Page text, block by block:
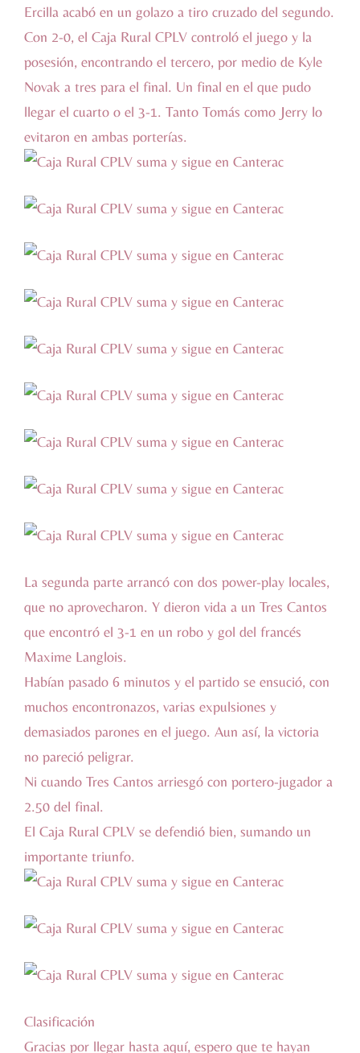
Ercilla acabó en un golazo a tiro cruzado del segundo.
Con 2-0, el Caja Rural CPLV controló el juego y la
posesión, encontrando el tercero, por medio de Kyle
Novak a tres para el final. Un final en el que pudo
llegar el cuarto o el 3-1. Tanto Tomás como Jerry lo
evitaron en ambas porterías.
La segunda parte arrancó con dos power-play locales,
que no aprovecharon. Y dieron vida a un Tres Cantos
que encontró el 3-1 en un robo y gol del francés
Maxime Langlois.
Habían pasado 6 minutos y el partido se ensució, con
muchos encontronazos, varias expulsiones y
demasiados parones en el juego. Aun así, la victoria
no pareció peligrar.
Ni cuando Tres Cantos arriesgó con portero-jugador a
2.50 del final.
El Caja Rural CPLV se defendió bien, sumando un
importante triunfo.
Clasificación
Gracias por llegar hasta aquí, espero que te hayan